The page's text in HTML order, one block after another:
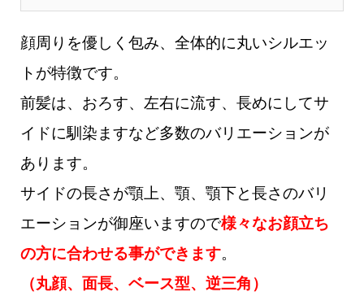
顔周りを優しく包み、全体的に丸いシルエッ
トが特徴です。
前髪は、おろす、左右に流す、長めにしてサ
イドに馴染ますなど多数のバリエーションが
あります。
サイドの長さが顎上、顎、顎下と長さのバリ
エーションが御座いますので様々なお顔立ち
の方に合わせる事ができます。
（丸顔、面長、ベース型、逆三角）